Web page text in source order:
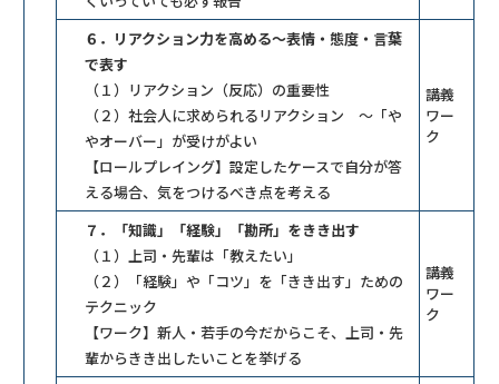
６．リアクション力を高める～表情・態度・言葉
で表す
（１）リアクション（反応）の重要性
（２）社会人に求められるリアクション ～「や
やオーバー」が受けがよい
【ロールプレイング】設定したケースで自分が答
える場合、気をつけるべき点を考える
講義
ワー
ク
７．「知識」「経験」「勘所」をきき出す
（１）上司・先輩は「教えたい」
（２）「経験」や「コツ」を「きき出す」ための
テクニック
【ワーク】新人・若手の今だからこそ、上司・先
輩からきき出したいことを挙げる
講義
ワー
ク